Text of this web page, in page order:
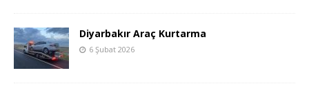
Diyarbakır Araç Kurtarma
6 Şubat 2026